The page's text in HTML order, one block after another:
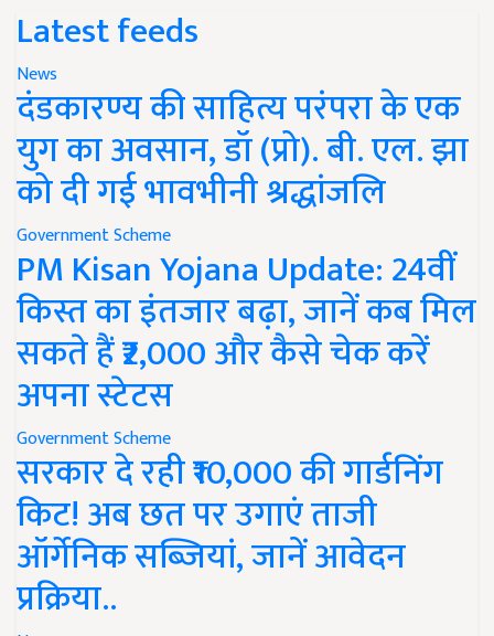
Latest feeds
News
दंडकारण्य की साहित्य परंपरा के एक
युग का अवसान, डॉ (प्रो). बी. एल. झा
को दी गई भावभीनी श्रद्धांजलि
Government Scheme
PM Kisan Yojana Update: 24वीं
किस्त का इंतजार बढ़ा, जानें कब मिल
सकते हैं ₹2,000 और कैसे चेक करें
अपना स्टेटस
Government Scheme
सरकार दे रही ₹10,000 की गार्डनिंग
किट! अब छत पर उगाएं ताजी
ऑर्गेनिक सब्जियां, जानें आवेदन
प्रक्रिया..